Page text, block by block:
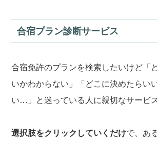
合宿プラン診断サービス
合宿免許のプランを検索したいけど「
いかわからない」「どこに決めたらい
い…」と迷っている人に親切なサービス
選択肢をクリックしていくだけで、あ